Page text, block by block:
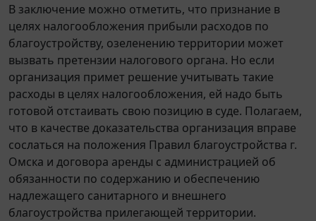
В заключение можно отметить, что признание в
целях налогообложения прибыли расходов по
благоустройству, озеленению территории может
вызвать претензии налогового органа. Но если
организация примет решение учитывать такие
расходы в целях налогообложения, ей надо быть
готовой отстаивать свою позицию в суде. Полагаем,
что в качестве доказательства организация вправе
сослаться на положения Правил благоустройства г.
Омска и договора аренды с администрацией об
обязанности по содержанию и обеспечению
надлежащего санитарного и внешнего
благоустройства прилегающей территории.